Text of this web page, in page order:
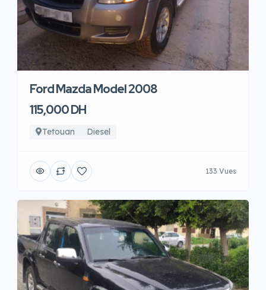
Ford Mazda Model 2008
115,000 DH
Tetouan Diesel
133 Vues